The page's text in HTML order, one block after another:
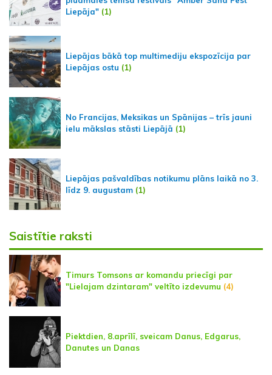
Liepāja" (1)
Liepājas bākā top multimediju ekspozīcija par
Liepājas ostu (1)
No Francijas, Meksikas un Spānijas – trīs jauni
ielu mākslas stāsti Liepājā (1)
Liepājas pašvaldības notikumu plāns laikā no 3.
līdz 9. augustam (1)
Saistītie raksti
Timurs Tomsons ar komandu priecīgi par
"Lielajam dzintaram" veltīto izdevumu (4)
Piektdien, 8.aprīlī, sveicam Danus, Edgarus,
Danutes un Danas